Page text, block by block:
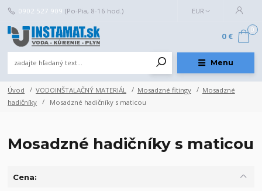
Menu
EUR
0902 527 909 (Po-Pia, 8-16 hod.)
0
0 €
Úvod VODOINŠTALAČNÝ MATERIÁL Mosadzné fitingy
Mosadzné
hadičníky
Mosadzné hadičníky s maticou
Mosadzné hadičníky s maticou
Cena: